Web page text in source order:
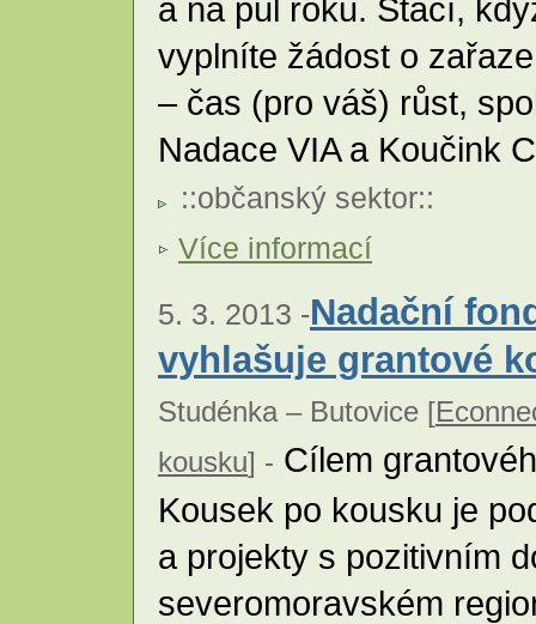
a na půl roku. Stačí,
vyplníte žádost o
– čas (pro váš) růst,
Nadace VIA a Koučink
::občanský sektor::
Více informací
5. 3. 2013 -Nadační
vyhlašuje grantové
Studénka – Butovice [
kousku] - Cílem
Kousek po kousku je
a projekty s pozitivním
severomoravském